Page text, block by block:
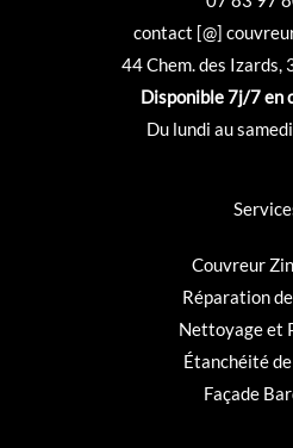
contact [@]
44 Chem. des Izards,
Disponible 7j/7 en
Du lundi au
Couvreur
Réparation
Nettoyage et
Étanchéité
Façade